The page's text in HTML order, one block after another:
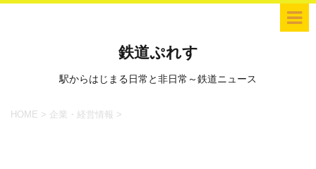
鉄道ぷれす
駅からはじまる日常と非日常～鉄道ニュース
HOME > 企業・経営情報 >